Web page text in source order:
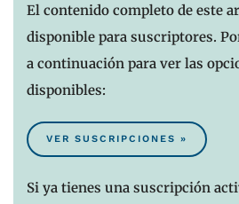
El contenido completo de este
disponible para suscriptores.
a continuación para ver las
disponibles:
VER SUSCRIPCIONES »
Si ya tienes una suscripción